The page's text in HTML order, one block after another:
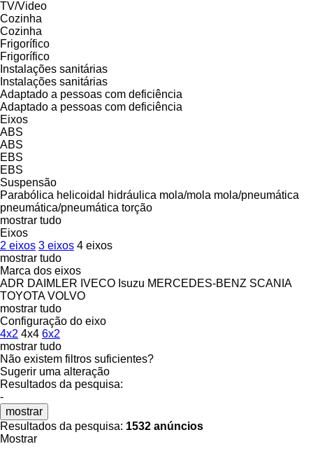
TV/Video
Cozinha
Cozinha
Frigorífico
Frigorífico
Instalações sanitárias
Instalações sanitárias
Adaptado a pessoas com deficiência
Adaptado a pessoas com deficiência
Eixos
ABS
ABS
EBS
EBS
Suspensão
Parabólica helicoidal hidráulica mola/mola mola/pneumática
pneumática/pneumática torção
mostrar tudo
Eixos
2 eixos 3 eixos 4 eixos
mostrar tudo
Marca dos eixos
ADR DAIMLER IVECO Isuzu MERCEDES-BENZ SCANIA
TOYOTA VOLVO
mostrar tudo
Configuração do eixo
4x2 4x4 6x2
mostrar tudo
Não existem filtros suficientes?
Sugerir uma alteração
Resultados da pesquisa:
-
mostrar
Resultados da pesquisa: 1532 anúncios
Mostrar